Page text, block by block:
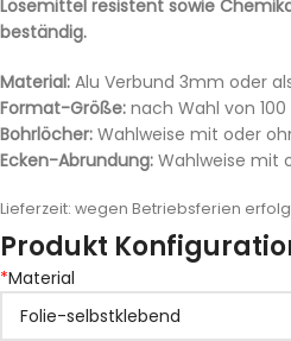
Lösemittel resistent sowie
beständig.
Material: Alu Verbund 3mm oder
Format-Größe: nach Wahl von
Bohrlöcher: Wahlweise mit oder
Ecken-Abrundung: Wahlweise mit
Lieferzeit: wegen Betriebsferien
Produkt
*Material